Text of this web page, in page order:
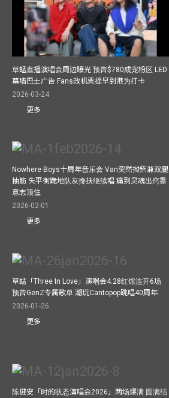
草蜢直播演唱会周边曝光 预告$780成宠粉区 LED
幕墙巴士广告 Fans改机票提早到港为打卡
2026-03-24
更多
Nowhere Boys十周年音乐会 Van突然拗柴兼双腿
抽筋 失平衡跪地队友搀扶继续唱 痛到灵魂出窍靠
意志顶住
2026-02-01
更多
草蜢「Three In Love」演唱会4.28红馆连开6场
预告GenZ专属歌单 潮玩Cantopop跳唱40周年
2026-01-26
更多
陈健安「时的状态演唱会2026」两场爆满 圆满结